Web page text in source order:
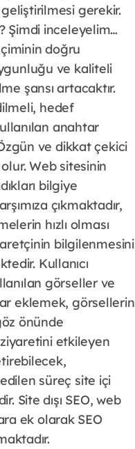
gerekir.
Şimdi inceleyelim…
doğru
ve kaliteli
şansı artacaktır.
hedef
anahtar
ve dikkat çekici
Web sitesinin
bilgiye
çıkmaktadır,
hızlı olması
bilgilenmesini
Kullanıcı
görseller ve
eklemek, görsellerin
önünde
ziyaretini etkileyen
süreç site içi
Site dışı SEO, web
ek olarak SEO